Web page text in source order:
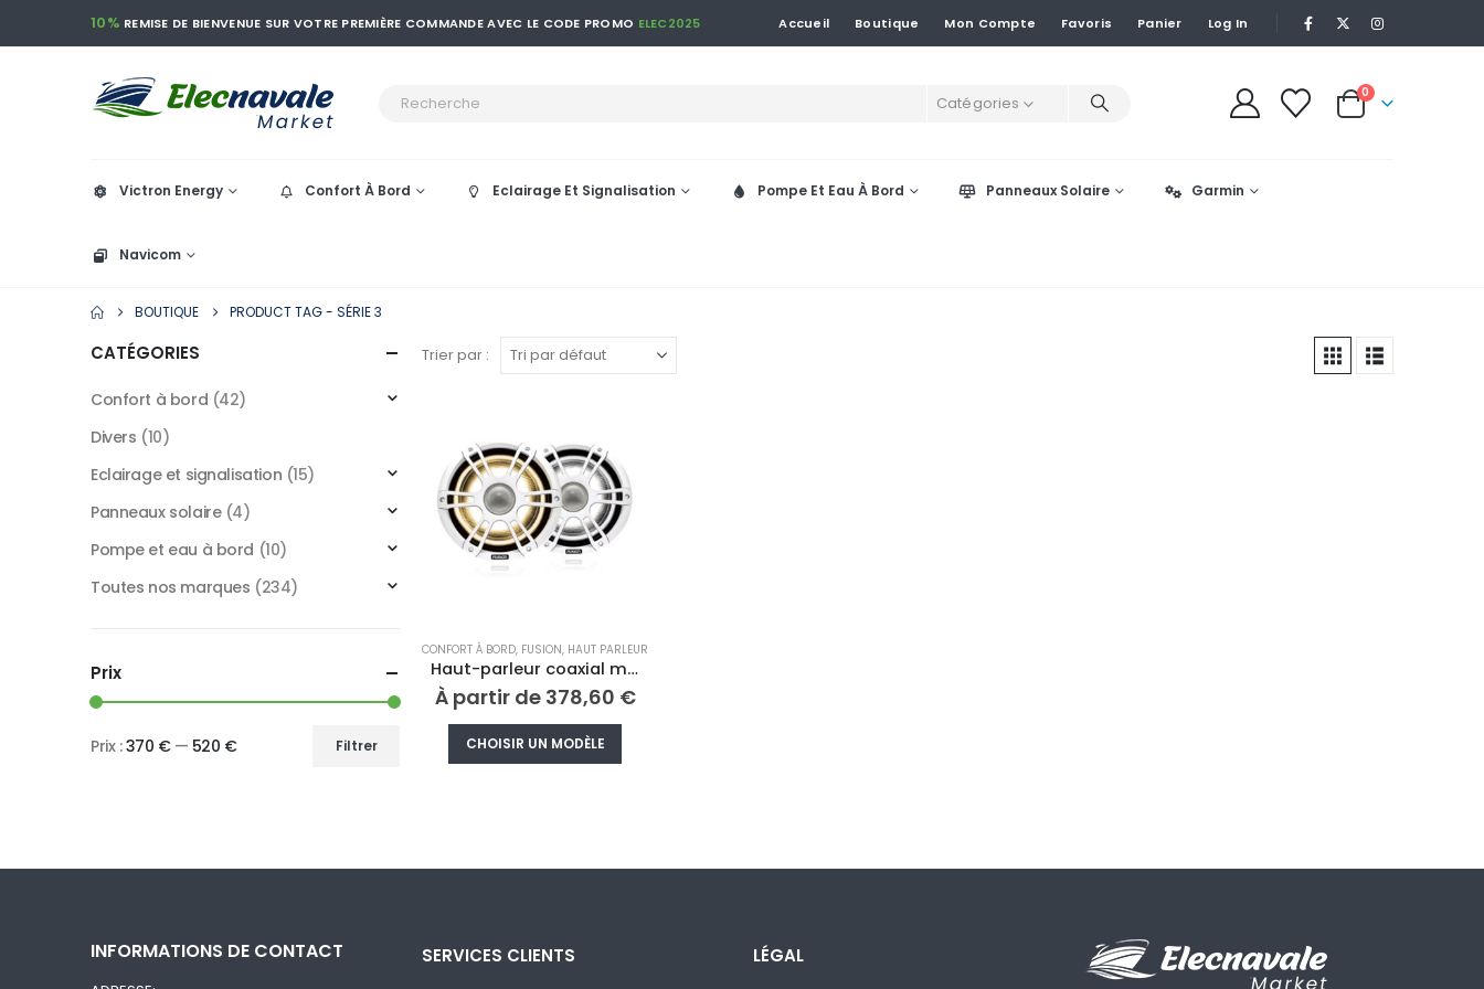
10% REMISE DE BIENVENUE SUR VOTRE PREMIÈRE COMMANDE AVEC LE CODE PROMO ELEC2025 Accueil Boutique Mon Compte Favoris Panier Log In
Catégories
0
Victron Energy Confort À Bord Eclairage Et Signalisation Pompe Et Eau À Bord Panneaux Solaire Garmin
Navicom
BOUTIQUE PRODUCT TAG - SÉRIE 3
Trier par :
CONFORT À BORD, FUSION, HAUT PARLEUR
Haut-parleur coaxial marin blanc édition Sports avec éclairage LED CRGBW
À partir de 378,60 €
CHOISIR UN MODÈLE
produit
Les
CATÉGORIES
Confort à bord (42)
Divers (10)
Eclairage et signalisation (15)
Panneaux solaire (4)
Pompe et eau à bord (10)
Toutes nos marques (234)
Prix
Filtrer
Prix :370 €— 520 €
INFORMATIONS DE CONTACT SERVICES CLIENTS LÉGAL